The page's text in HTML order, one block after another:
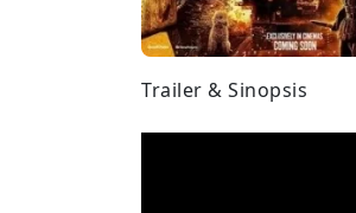
Trailer & Sinopsis